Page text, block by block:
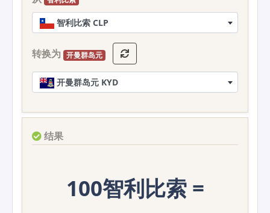
智利比索 CLP
转换为 开曼群岛元
开曼群岛元 KYD
结果
100智利比索 =